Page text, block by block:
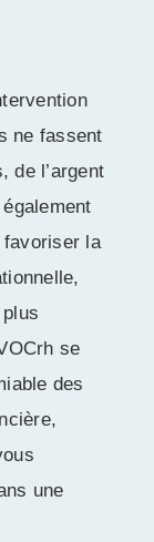
ne fassent
de l’argent
favoriser la
se
des
une